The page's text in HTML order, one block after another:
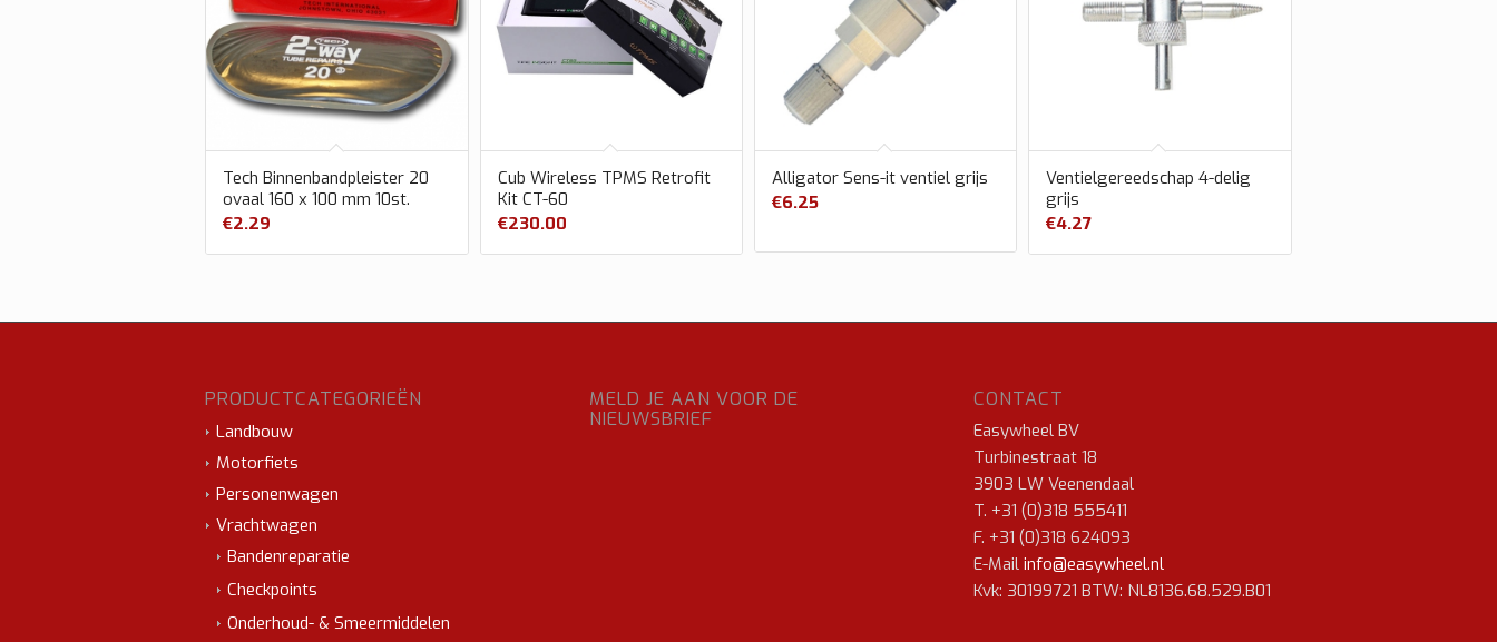
Tech Binnenbandpleister 20
ovaal 160 x 100 mm 10st.
€2.29
Cub Wireless TPMS Retrofit
Kit CT-60
€230.00
Alligator Sens-it ventiel grijs
€6.25
Ventielgereedschap 4-delig
grijs
€4.27
PRODUCTCATEGORIEËN
Landbouw
Motorfiets
Personenwagen
Vrachtwagen
Bandenreparatie
Checkpoints
Onderhoud- & Smeermiddelen
MELD JE AAN VOOR DE
NIEUWSBRIEF
CONTACT
Easywheel BV
Turbinestraat 18
3903 LW Veenendaal
T. +31 (0)318 555411
F. +31 (0)318 624093
E-Mail info@easywheel.nl
Kvk: 30199721 BTW: NL8136.68.529.B01